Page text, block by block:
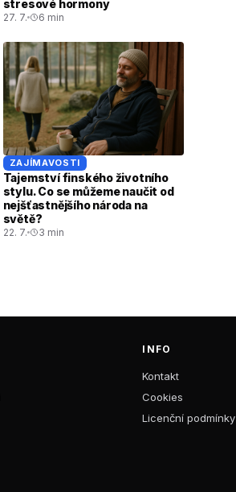
stresové hormony
27. 7. 6 min
ZAJÍMAVOSTI
Tajemství finského životního
stylu. Co se můžeme naučit od
nejšťastnějšího národa na
světě?
22. 7. 3 min
INFO
Kontakt
Cookies
Licenční podmínky